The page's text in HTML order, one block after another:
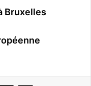
Bruxelles